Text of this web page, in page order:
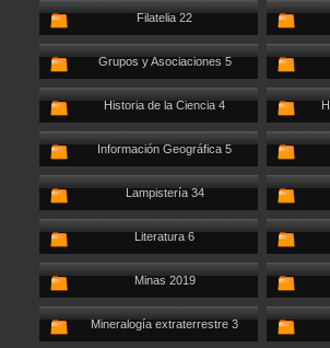
Filatelia 22
Grupos y Asociaciones 5
Historia de la Ciencia 4
Información Geográfica 5
Lampistería 34
Literatura 6
Minas 2019
Mineralogía extraterrestre 3